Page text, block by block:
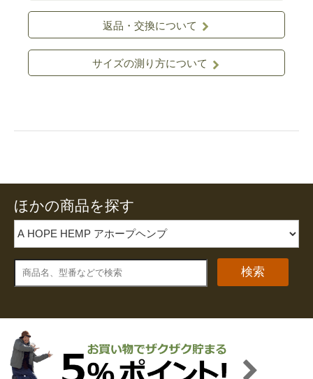
返品・交換について
サイズの測り方について
ほかの商品を探す
検索